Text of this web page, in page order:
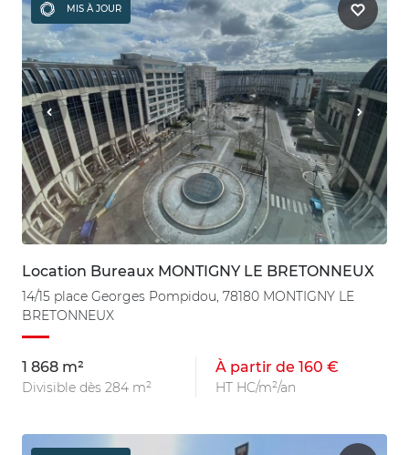
MIS À JOUR
Location Bureaux MONTIGNY LE BRETONNEUX
14/15 place Georges Pompidou, 78180 MONTIGNY LE
BRETONNEUX
1 868 m²
Divisible dès 284 m²
À partir de 160 €
HT HC/m²/an